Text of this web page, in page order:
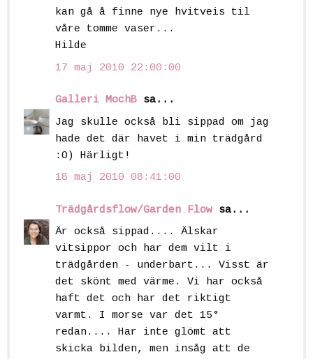
kan gå å finne nye hvitveis til
våre tomme vaser...
Hilde
17 maj 2010 22:00:00
Galleri MochB sa...
Jag skulle också bli sippad om jag
hade det där havet i min trädgård
:O) Härligt!
18 maj 2010 08:41:00
Trädgårdsflow/Garden Flow sa...
Är också sippad.... Älskar
vitsippor och har dem vilt i
trädgården - underbart... Visst är
det skönt med värme. Vi har också
haft det och har det riktigt
varmt. I morse var det 15°
redan.... Har inte glömt att
skicka bilden, men insåg att de